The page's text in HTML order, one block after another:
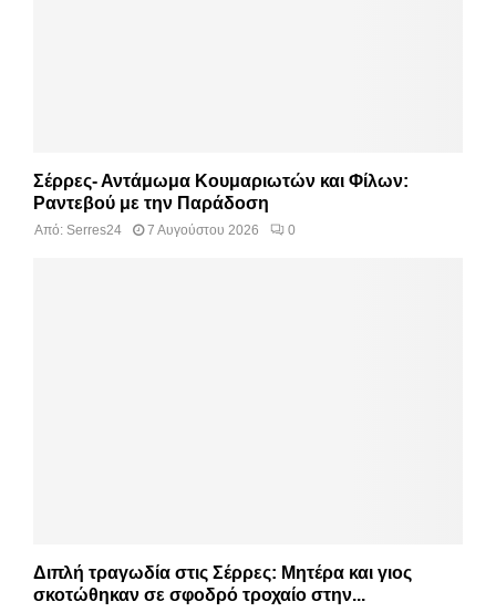
Σέρρες- Αντάμωμα Κουμαριωτών και Φίλων:
Ραντεβού με την Παράδοση
Από: Serres24 7 Αυγούστου 2026 0
Διπλή τραγωδία στις Σέρρες: Μητέρα και γιος
σκοτώθηκαν σε σφοδρό τροχαίο στην...